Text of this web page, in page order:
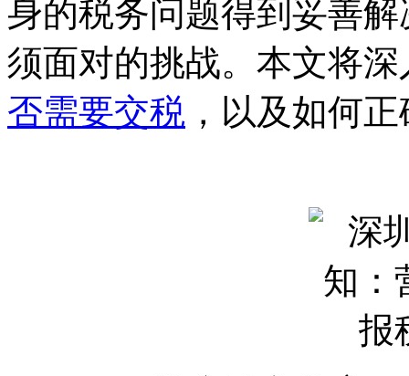
身的税务问题得到妥善
须面对的挑战。本文将深
否需要交税 ，以及如何